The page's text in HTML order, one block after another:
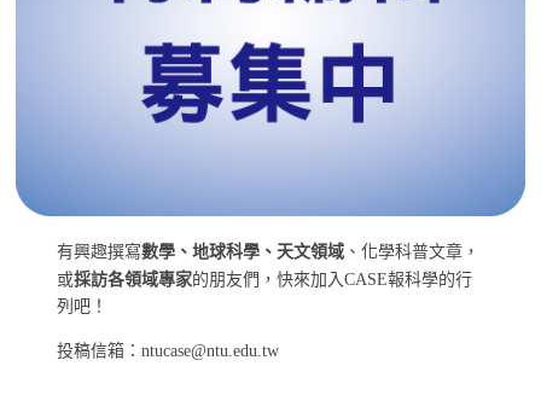
有興趣撰寫數學、地球科學、天文領域 、化學科普文章，
或採訪各領域專家的朋友們，快來加入CASE報科學的行
列吧！
投稿信箱：ntucase@ntu.edu.tw